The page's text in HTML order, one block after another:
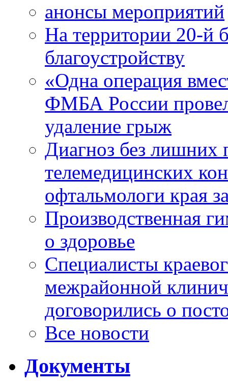
анонсы мероприятий
На территории 20-й
благоустройству
«Одна операция
ФМБА России
удаление грыж
Диагноз без лишних
телемедицинских
офтальмологи края
Производственная
о здоровье
Специалисты
межрайонной
договорились о
Все новости
Документы